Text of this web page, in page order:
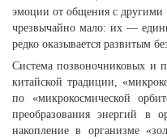
эмоции от общения с
чрезвычайно мало: их —
редко оказывается развитым
Система позвоночниковых и
китайской традиции,
по «микрокосмической
преобразования энергий в
накопление в организме